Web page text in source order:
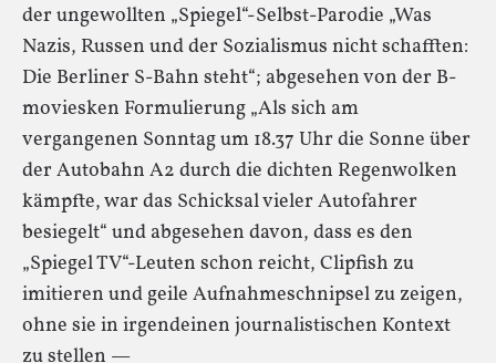
der ungewollten „Spiegel“-Selbst-Parodie „Was
Nazis, Russen und der Sozialismus nicht schafften:
Die Berliner S-Bahn steht“; abgesehen von der B-
moviesken Formulierung „Als sich am
vergangenen Sonntag um 18.37 Uhr die Sonne über
der Autobahn A2 durch die dichten Regenwolken
kämpfte, war das Schicksal vieler Autofahrer
besiegelt“ und abgesehen davon, dass es den
„Spiegel TV“-Leuten schon reicht, Clipfish zu
imitieren und geile Aufnahmeschnipsel zu zeigen,
ohne sie in irgendeinen journalistischen Kontext
zu stellen —